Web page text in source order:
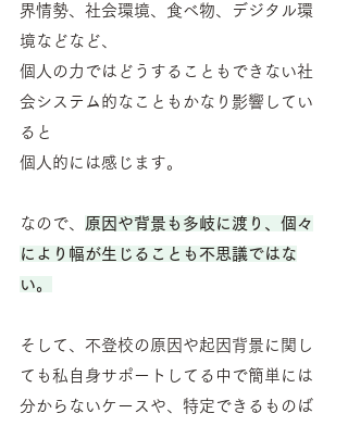
界情勢、社会環境、食べ物、デジタル環
境などなど、
個人の力ではどうすることもできない社
会システム的なこともかなり影響してい
ると
個人的には感じます。
なので、 原因や背景も多岐に渡り、個々
により幅が生じることも不思議ではな
い。
そして、不登校の原因や起因背景に関し
ても私自身サポートしてる中で簡単には
分からないケースや、特定できるものば